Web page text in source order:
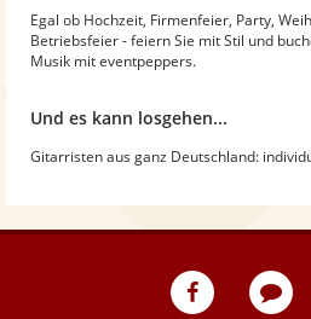
Egal ob Hochzeit, Firmenfeier, Party,
Betriebsfeier - feiern Sie mit Stil und
Musik mit eventpeppers.
Und es kann losgehen...
Gitarristen aus ganz Deutschland: